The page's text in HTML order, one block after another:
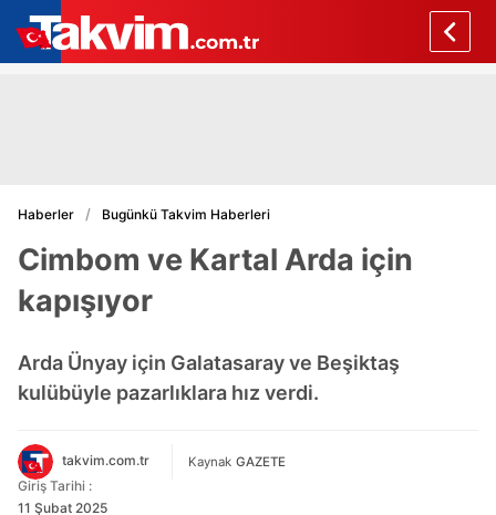
Haberler Bugünkü Takvim Haberleri
Cimbom ve Kartal Arda için
kapışıyor
Arda Ünyay için Galatasaray ve Beşiktaş
kulübüyle pazarlıklara hız verdi.
takvim.com.tr Kaynak GAZETE
Giriş Tarihi :
11 Şubat 2025